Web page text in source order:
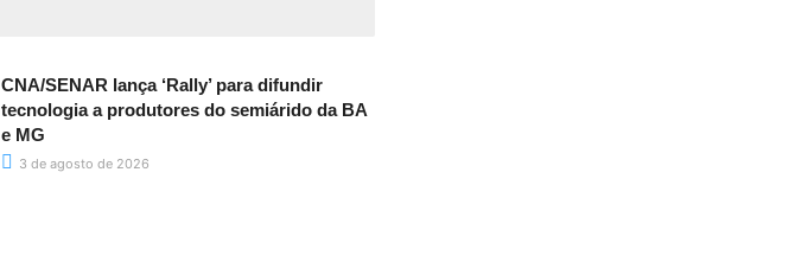
CNA/SENAR lança ‘Rally’ para difundir
tecnologia a produtores do semiárido da BA
e MG
3 de agosto de 2026